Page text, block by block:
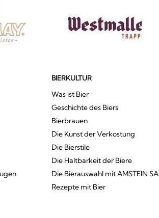
BIERKULTUR
Was ist Bier
Geschichte des Biers
Bierbrauen
Die Kunst der Verkostung
Die Bierstile
Die Haltbarkeit der Biere
Die Bierauswahl mit AMSTEIN SA
Rezepte mit Bier